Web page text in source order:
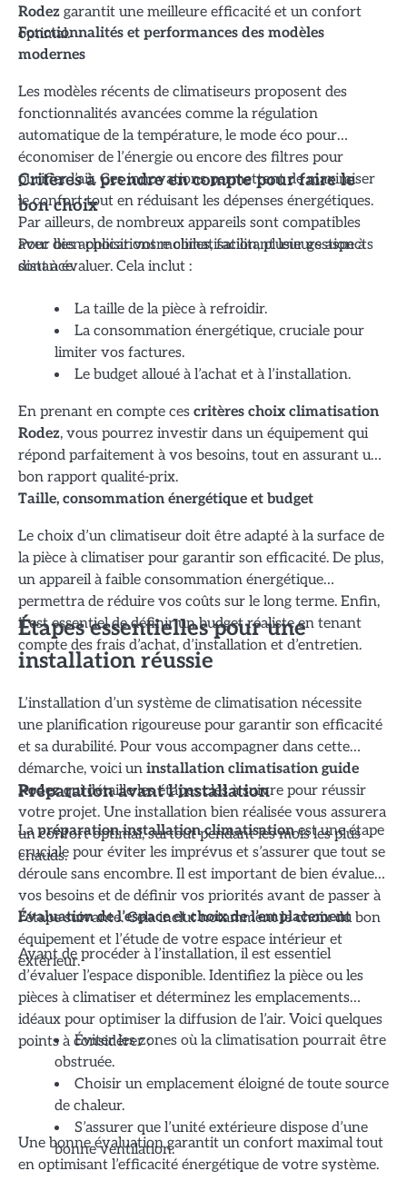
Rodez garantit une meilleure efficacité et un confort
optimal.
Fonctionnalités et performances des modèles
modernes
Les modèles récents de climatiseurs proposent des
fonctionnalités avancées comme la régulation
automatique de la température, le mode éco pour
économiser de l’énergie ou encore des filtres pour
purifier l’air. Ces innovations permettent de maximiser
le confort tout en réduisant les dépenses énergétiques.
Par ailleurs, de nombreux appareils sont compatibles
avec des applications mobiles, facilitant leur gestion à
distance.
Critères à prendre en compte pour faire le
bon choix
Pour bien choisir votre climatisation, plusieurs aspects
sont à évaluer. Cela inclut :
La taille de la pièce à refroidir.
La consommation énergétique, cruciale pour
limiter vos factures.
Le budget alloué à l’achat et à l’installation.
En prenant en compte ces critères choix climatisation
Rodez, vous pourrez investir dans un équipement qui
répond parfaitement à vos besoins, tout en assurant un
bon rapport qualité-prix.
Taille, consommation énergétique et budget
Le choix d’un climatiseur doit être adapté à la surface de
la pièce à climatiser pour garantir son efficacité. De plus,
un appareil à faible consommation énergétique
permettra de réduire vos coûts sur le long terme. Enfin,
il est essentiel de définir un budget réaliste en tenant
compte des frais d’achat, d’installation et d’entretien.
Étapes essentielles pour une
installation réussie
L’installation d’un système de climatisation nécessite
une planification rigoureuse pour garantir son efficacité
et sa durabilité. Pour vous accompagner dans cette
démarche, voici un installation climatisation guide
Rodezqui détaille les étapes clés à suivre pour réussir
votre projet. Une installation bien réalisée vous assurera
un confort optimal, surtout pendant les mois les plus
chauds.
Préparation avant l’installation
Lapréparation installation climatisationest une étape
cruciale pour éviter les imprévus et s’assurer que tout se
déroule sans encombre. Il est important de bien évaluer
vos besoins et de définir vos priorités avant de passer à
l’étape suivante. Cela inclut notamment le choix du bon
équipement et l’étude de votre espace intérieur et
extérieur.
Évaluation de l’espace et choix de l’emplacement
Avant de procéder à l’installation, il est essentiel
d’évaluer l’espace disponible. Identifiez la pièce ou les
pièces à climatiser et déterminez les emplacements
idéaux pour optimiser la diffusion de l’air. Voici quelques
points à considérer :
Éviter les zones où la climatisation pourrait être
obstruée.
Choisir un emplacement éloigné de toute source
de chaleur.
S’assurer que l’unité extérieure dispose d’une
bonne ventilation.
Une bonne évaluation garantit un confort maximal tout
en optimisant l’efficacité énergétique de votre système.